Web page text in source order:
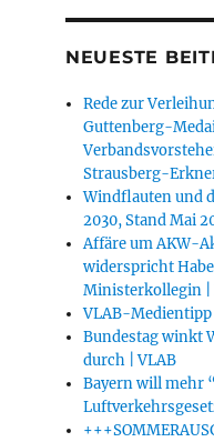
NEUESTE
Rede zur
Guttenberg-
Strausberg-
Windflauten und
2030, Stand Mai
Affäre um AKW-
widerspricht
Ministerkollegin |
VLAB-Medientipp
Bundestag winkt
durch | VLAB
Bayern will mehr